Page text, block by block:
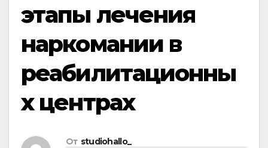
этапы лечения
наркомании в
реабилитационны
х центрах
От studiohallo_